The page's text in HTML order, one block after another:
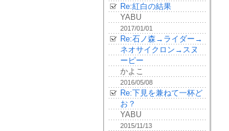
Re:紅白の結果
YABU
2017/01/01
Re:石ノ森→ライダー→
ネオサイクロン→スヌ
ーピー
かよこ
2016/05/08
Re:下見を兼ねて一杯ど
お？
YABU
2015/11/13